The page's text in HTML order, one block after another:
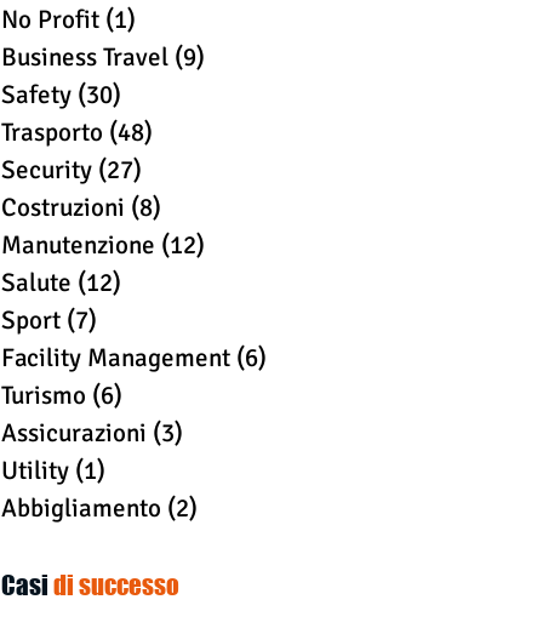
No Profit (1)
Business Travel (9)
Safety (30)
Trasporto (48)
Security (27)
Costruzioni (8)
Manutenzione (12)
Salute (12)
Sport (7)
Facility Management (6)
Turismo (6)
Assicurazioni (3)
Utility (1)
Abbigliamento (2)
Casi di successo